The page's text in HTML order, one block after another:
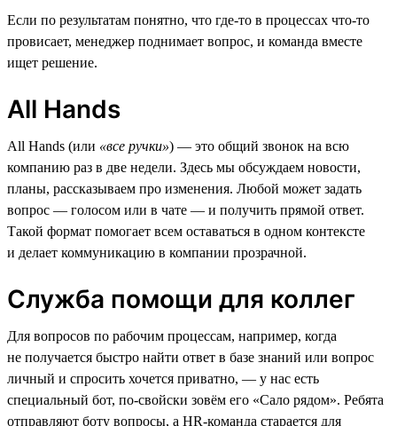
Если по результатам понятно, что где-то в процессах что-то
провисает, менеджер поднимает вопрос, и команда вместе
ищет решение.
All Hands
All Hands (или «все ручки») — это общий звонок на всю
компанию раз в две недели. Здесь мы обсуждаем новости,
планы, рассказываем про изменения. Любой может задать
вопрос — голосом или в чате — и получить прямой ответ.
Такой формат помогает всем оставаться в одном контексте
и делает коммуникацию в компании прозрачной.
Служба помощи для коллег
Для вопросов по рабочим процессам, например, когда
не получается быстро найти ответ в базе знаний или вопрос
личный и спросить хочется приватно, — у нас есть
специальный бот, по-свойски зовём его «Сало рядом». Ребята
отправляют боту вопросы, а HR-команда старается для